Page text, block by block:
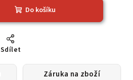
Do košíku
Sdílet
Záruka na zboží